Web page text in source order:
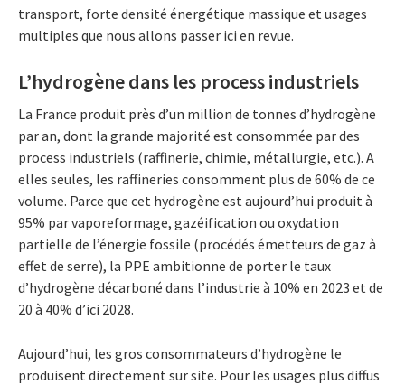
transport, forte densité énergétique massique et usages
multiples que nous allons passer ici en revue.
L’hydrogène dans les process industriels
La France produit près d’un million de tonnes d’hydrogène
par an, dont la grande majorité est consommée par des
process industriels (raffinerie, chimie, métallurgie, etc.). A
elles seules, les raffineries consomment plus de 60% de ce
volume. Parce que cet hydrogène est aujourd’hui produit à
95% par vaporeformage, gazéification ou oxydation
partielle de l’énergie fossile (procédés émetteurs de gaz à
effet de serre), la PPE ambitionne de porter le taux
d’hydrogène décarboné dans l’industrie à 10% en 2023 et de
20 à 40% d’ici 2028.
Aujourd’hui, les gros consommateurs d’hydrogène le
produisent directement sur site. Pour les usages plus diffus